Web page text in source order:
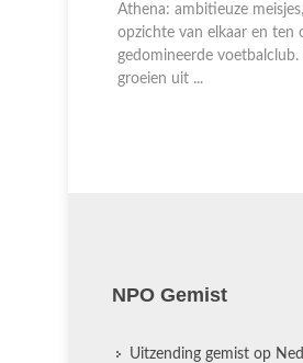
Athena: ambitieuze
opzichte van elkaar en ten
gedomineerde
groeien uit ...
NPO Gemist
Uitzending gemist op